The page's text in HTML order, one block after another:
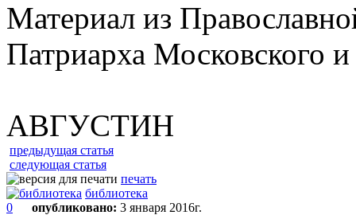
Материал из
Патриарха Московского
АВГУСТИН
предыдущая статья
следующая статья
печать
библиотека
0
опубликовано: 3 января 2016г.